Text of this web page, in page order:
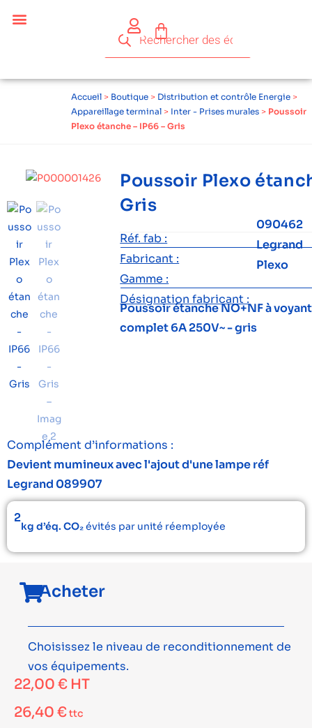
Accueil > Boutique > Distribution et contrôle Energie >
Appareillage terminal > Inter - Prises murales > Poussoir
Plexo étanche – IP66 – Gris
Poussoir Plexo
Gris
Réf. fab :
090462
Fabricant :
Legrand
Gamme :
Plexo
Désignation fabricant :
Poussoir étanche NO+NF à
complet 6A 250V~ - gris
Complément d’informations :
Devient mumineux avec l'ajout d'une lampe réf
Legrand 089907
2
kg d’éq. CO₂évités par unité réemployée
Acheter
Choisissez le niveau de reconditionnement de
vos équipements.
22,00 € HT
26,40 €ttc